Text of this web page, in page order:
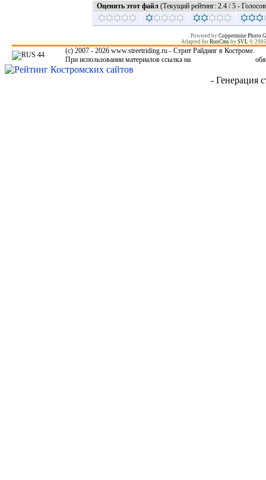
Оценить этот файл (Текущий рейтинг: 2.4 / 5 -
Powered by Coppermine Photo
Adapted for RunCmsby SVL ©
(c) 2007 - 2026 www.streetriding.ru - Стрит Райдинг в Костроме.
При использовании материалов ссылка на
- Генерация